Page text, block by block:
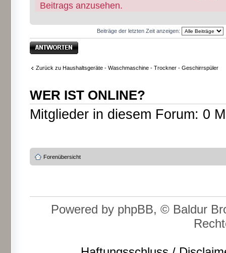
Beitrags anzusehen.
Beiträge der letzten Zeit anzeigen:
Antwort erstellen
Zurück zu Haushaltsgeräte - Waschmaschine - Trockner - Geschirrspüler
WER IST ONLINE?
Mitglieder in diesem Forum: 0
Forenübersicht
Powered by phpBB, © Baldur